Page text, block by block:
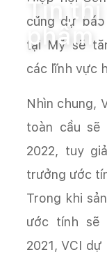
Tin
phẩm
cũng dự
tại Mỹ sẽ
các lĩnh vực
Nhìn chung,
toàn cầu sẽ
2022, tuy
trưởng ước
Trong khi
ước tính sẽ
2021, VCI